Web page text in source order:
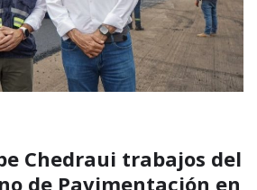
Chedraui trabajos del
de Pavimentación en